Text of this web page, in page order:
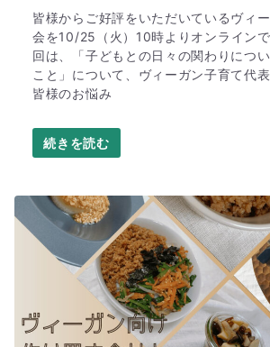
皆様からご好評をいただいているヴィ
会を10/25（火）10時よりオンライン
回は、「子どもとの日々の関わりにつ
こと」について、ヴィーガン子育て代
皆様のお悩み